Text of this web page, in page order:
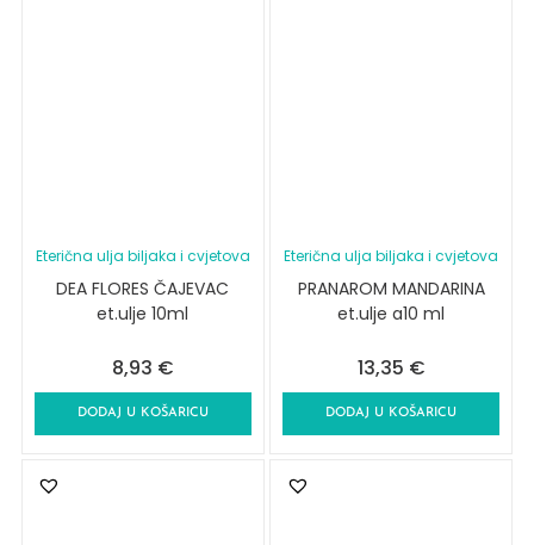
Eterična ulja biljaka i cvjetova
DEA FLORES ČAJEVAC
et.ulje 10ml
8,93 €
DODAJ U KOŠARICU
Eterična ulja biljaka i cvjetova
PRANAROM MANDARINA
et.ulje a10 ml
13,35 €
DODAJ U KOŠARICU